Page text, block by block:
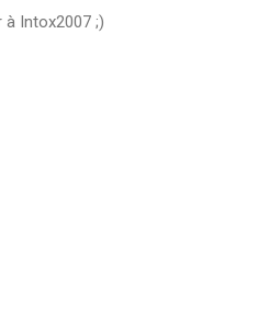
à Intox2007 ;)